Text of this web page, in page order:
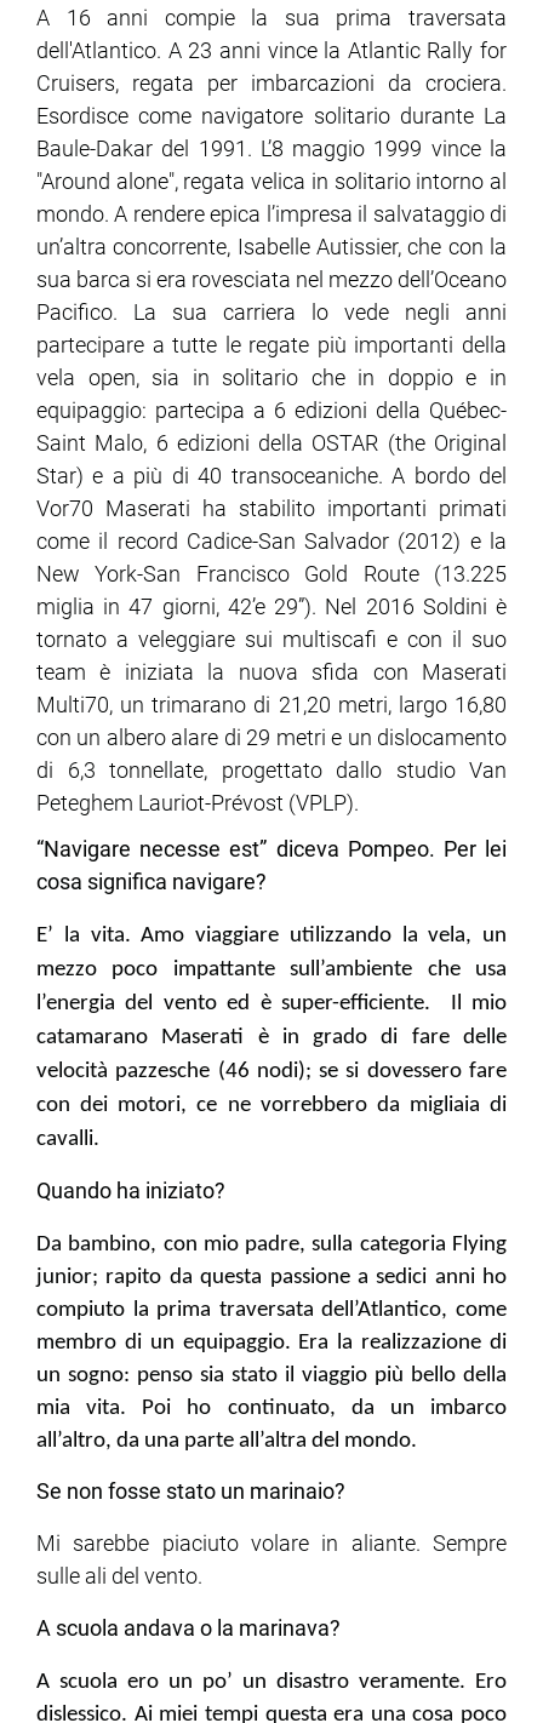
A 16 anni compie la sua prima traversata
dell'Atlantico. A 23 anni vince la Atlantic Rally for
Cruisers, regata per imbarcazioni da crociera.
Esordisce come navigatore solitario durante La
Baule-Dakar del 1991. L’8 maggio 1999 vince la
"Around alone", regata velica in solitario intorno al
mondo. A rendere epica l’impresa il salvataggio di
un’altra concorrente, Isabelle Autissier, che con la
sua barca si era rovesciata nel mezzo dell’Oceano
Pacifico. La sua carriera lo vede negli anni
partecipare a tutte le regate più importanti della
vela open, sia in solitario che in doppio e in
equipaggio: partecipa a 6 edizioni della Québec-
Saint Malo, 6 edizioni della OSTAR (the Original
Star) e a più di 40 transoceaniche. A bordo del
Vor70 Maserati ha stabilito importanti primati
come il record Cadice-San Salvador (2012) e la
New York-San Francisco Gold Route (13.225
miglia in 47 giorni, 42’e 29”). Nel 2016 Soldini è
tornato a veleggiare sui multiscafi e con il suo
team è iniziata la nuova sfida con Maserati
Multi70, un trimarano di 21,20 metri, largo 16,80
con un albero alare di 29 metri e un dislocamento
di 6,3 tonnellate, progettato dallo studio Van
Peteghem Lauriot-Prévost (VPLP).
“Navigare necesse est” diceva Pompeo. Per lei
cosa significa navigare?
E’ la vita. Amo viaggiare utilizzando la vela, un
mezzo poco impattante sull’ambiente che usa
l’energia del vento ed è super-efficiente. Il mio
catamarano Maserati è in grado di fare delle
velocità pazzesche (46 nodi); se si dovessero fare
con dei motori, ce ne vorrebbero da migliaia di
cavalli.
Quando ha iniziato?
Da bambino, con mio padre, sulla categoria Flying
junior; rapito da questa passione a sedici anni ho
compiuto la prima traversata dell’Atlantico, come
membro di un equipaggio. Era la realizzazione di
un sogno: penso sia stato il viaggio più bello della
mia vita. Poi ho continuato, da un imbarco
all’altro, da una parte all’altra del mondo.
Se non fosse stato un marinaio?
Mi sarebbe piaciuto volare in aliante. Sempre
sulle ali del vento.
A scuola andava o la marinava?
A scuola ero un po’ un disastro veramente. Ero
dislessico. Ai miei tempi questa era una cosa poco